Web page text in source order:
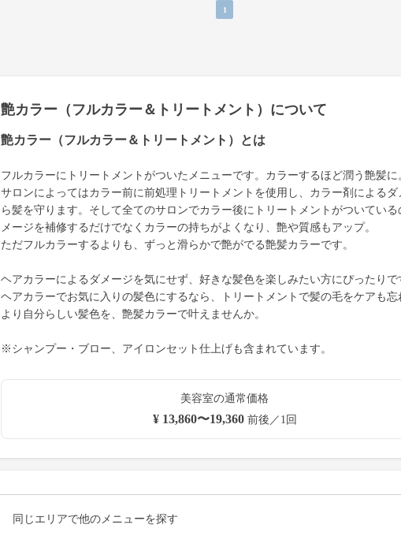
1
艶カラー（フルカラー＆トリートメント）について
艶カラー（フルカラー＆トリートメント）とは
フルカラーにトリートメントがついたメニューです。カラーするほど潤う艶髪に
サロンによってはカラー前に前処理トリートメントを使用し、カラー剤によるダ
ら髪を守ります。そして全てのサロンでカラー後にトリートメントがついている
メージを補修するだけでなくカラーの持ちがよくなり、艶や質感もアップ。
ただフルカラーするよりも、ずっと滑らかで艶がでる艶髪カラーです。
ヘアカラーによるダメージを気にせず、好きな髪色を楽しみたい方にぴったりで
ヘアカラーでお気に入りの髪色にするなら、トリートメントで髪の毛をケアも忘
より自分らしい髪色を、艶髪カラーで叶えませんか。
※シャンプー・ブロー、アイロンセット仕上げも含まれています。
美容室の通常価格
¥ 13,860〜19,360前後／1回
同じエリアで他のメニューを探す